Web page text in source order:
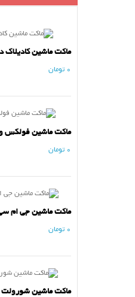
ماکت ماشین کادیلاک
0 تومان
ماکت ماشین فولکس واگن
0 تومان
ماکت ماشین جی ام سی
0 تومان
ماکت ماشین شورولت c-20 مدل 1983